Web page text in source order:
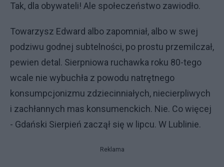
Tak, dla obywateli! Ale społeczeństwo zawiodło.
Towarzysz Edward albo zapomniał, albo w swej
podziwu godnej subtelności, po prostu przemilczał,
pewien detal. Sierpniowa ruchawka roku 80-tego
wcale nie wybuchła z powodu natrętnego
konsumpcjonizmu zdziecinniałych, niecierpliwych
i zachłannych mas konsumenckich. Nie. Co więcej
- Gdański Sierpień zaczął się w lipcu. W Lublinie.
Reklama